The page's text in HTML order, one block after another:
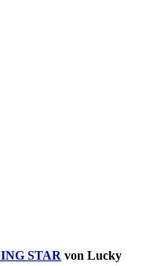
STAR von Lucky